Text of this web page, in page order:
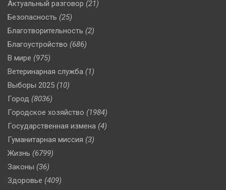
Актуальный разговор (21)
Безопасность (25)
Благотворительность (2)
Благоустройство (686)
В мире (975)
Ветеринарная служба (1)
Выборы 2025 (10)
Город (8036)
Городское хозяйство (1984)
Государственная измена (4)
Гуманитарная миссия (3)
Жизнь (6799)
Законы (36)
Здоровье (409)